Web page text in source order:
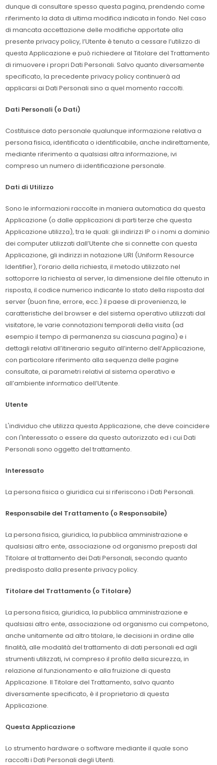
dunque di consultare spesso questa pagina, prendendo come
riferimento la data di ultima modifica indicata in fondo. Nel caso
di mancata accettazione delle modifiche apportate alla
presente privacy policy, l’Utente è tenuto a cessare l’utilizzo di
questa Applicazione e può richiedere al Titolare del Trattamento
di rimuovere i propri Dati Personali. Salvo quanto diversamente
specificato, la precedente privacy policy continuerà ad
applicarsi ai Dati Personali sino a quel momento raccolti.
Dati Personali (o Dati)
Costituisce dato personale qualunque informazione relativa a
persona fisica, identificata o identificabile, anche indirettamente,
mediante riferimento a qualsiasi altra informazione, ivi
compreso un numero di identificazione personale.
Dati di Utilizzo
Sono le informazioni raccolte in maniera automatica da questa
Applicazione (o dalle applicazioni di parti terze che questa
Applicazione utilizza), tra le quali: gli indirizzi IP o i nomi a dominio
dei computer utilizzati dall’Utente che si connette con questa
Applicazione, gli indirizzi in notazione URI (Uniform Resource
Identifier), l’orario della richiesta, il metodo utilizzato nel
sottoporre la richiesta al server, la dimensione del file ottenuto in
risposta, il codice numerico indicante lo stato della risposta dal
server (buon fine, errore, ecc.) il paese di provenienza, le
caratteristiche del browser e del sistema operativo utilizzati dal
visitatore, le varie connotazioni temporali della visita (ad
esempio il tempo di permanenza su ciascuna pagina) e i
dettagli relativi all’itinerario seguito all’interno dell’Applicazione,
con particolare riferimento alla sequenza delle pagine
consultate, ai parametri relativi al sistema operativo e
all’ambiente informatico dell’Utente.
Utente
L'individuo che utilizza questa Applicazione, che deve coincidere
con l'Interessato o essere da questo autorizzato ed i cui Dati
Personali sono oggetto del trattamento.
Interessato
La persona fisica o giuridica cui si riferiscono i Dati Personali.
Responsabile del Trattamento (o Responsabile)
La persona fisica, giuridica, la pubblica amministrazione e
qualsiasi altro ente, associazione od organismo preposti dal
Titolare al trattamento dei Dati Personali, secondo quanto
predisposto dalla presente privacy policy.
Titolare del Trattamento (o Titolare)
La persona fisica, giuridica, la pubblica amministrazione e
qualsiasi altro ente, associazione od organismo cui competono,
anche unitamente ad altro titolare, le decisioni in ordine alle
finalità, alle modalità del trattamento di dati personali ed agli
strumenti utilizzati, ivi compreso il profilo della sicurezza, in
relazione al funzionamento e alla fruizione di questa
Applicazione. Il Titolare del Trattamento, salvo quanto
diversamente specificato, è il proprietario di questa
Applicazione.
Questa Applicazione
Lo strumento hardware o software mediante il quale sono
raccolti i Dati Personali degli Utenti.